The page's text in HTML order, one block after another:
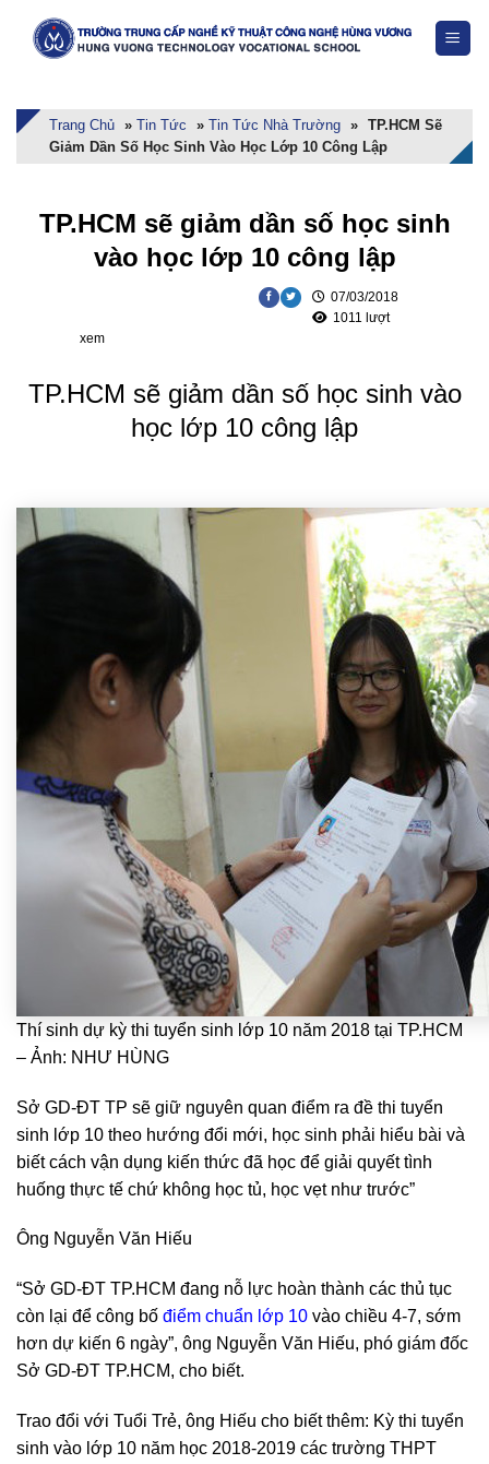
Trang Chủ » Tin Tức » Tin Tức Nhà Trường » TP.HCM Sẽ
Giảm Dần Số Học Sinh Vào Học Lớp 10 Công Lập
TP.HCM sẽ giảm dần số học sinh
vào học lớp 10 công lập
07/03/2018
1011 lượt
xem
TP.HCM sẽ giảm dần số học sinh vào
học lớp 10 công lập
Thí sinh dự kỳ thi tuyển sinh lớp 10 năm 2018 tại TP.HCM
– Ảnh: NHƯ HÙNG
Sở GD-ĐT TP sẽ giữ nguyên quan điểm ra đề thi tuyển
sinh lớp 10 theo hướng đổi mới, học sinh phải hiểu bài và
biết cách vận dụng kiến thức đã học để giải quyết tình
huống thực tế chứ không học tủ, học vẹt như trước”
Ông Nguyễn Văn Hiếu
“Sở GD-ĐT TP.HCM đang nỗ lực hoàn thành các thủ tục
còn lại để công bố điểm chuẩn lớp 10 vào chiều 4-7, sớm
hơn dự kiến 6 ngày”, ông Nguyễn Văn Hiếu, phó giám đốc
Sở GD-ĐT TP.HCM, cho biết.
Trao đổi với Tuổi Trẻ, ông Hiếu cho biết thêm: Kỳ thi tuyển
sinh vào lớp 10 năm học 2018-2019 các trường THPT